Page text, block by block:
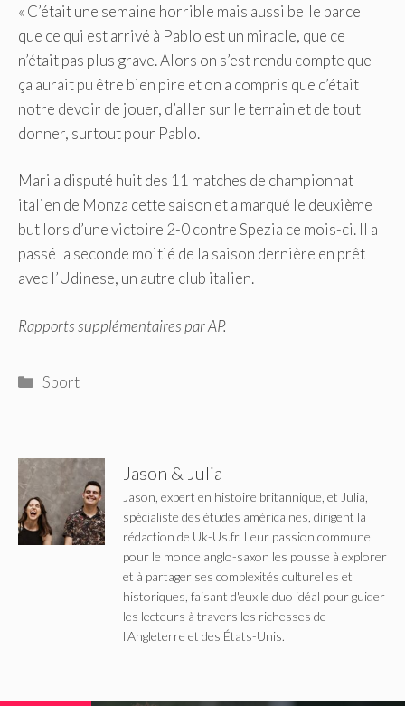
« C’était une semaine horrible mais aussi belle parce
que ce qui est arrivé à Pablo est un miracle, que ce
n’était pas plus grave. Alors on s’est rendu compte que
ça aurait pu être bien pire et on a compris que c’était
notre devoir de jouer, d’aller sur le terrain et de tout
donner, surtout pour Pablo.
Mari a disputé huit des 11 matches de championnat
italien de Monza cette saison et a marqué le deuxième
but lors d’une victoire 2-0 contre Spezia ce mois-ci. Il a
passé la seconde moitié de la saison dernière en prêt
avec l’Udinese, un autre club italien.
Rapports supplémentaires par AP.
Catégories
Sport
Jason & Julia
Jason, expert en histoire britannique, et Julia,
spécialiste des études américaines, dirigent la
rédaction de Uk-Us.fr. Leur passion commune
pour le monde anglo-saxon les pousse à explorer
et à partager ses complexités culturelles et
historiques, faisant d'eux le duo idéal pour guider
les lecteurs à travers les richesses de
l'Angleterre et des États-Unis.